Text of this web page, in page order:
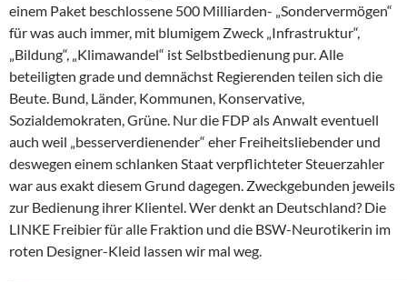
einem Paket beschlossene 500 Milliarden- „Sondervermögen“
für was auch immer, mit blumigem Zweck „Infrastruktur“,
„Bildung“, „Klimawandel“ ist Selbstbedienung pur. Alle
beteiligten grade und demnächst Regierenden teilen sich die
Beute. Bund, Länder, Kommunen, Konservative,
Sozialdemokraten, Grüne. Nur die FDP als Anwalt eventuell
auch weil „besserverdienender“ eher Freiheitsliebender und
deswegen einem schlanken Staat verpflichteter Steuerzahler
war aus exakt diesem Grund dagegen. Zweckgebunden jeweils
zur Bedienung ihrer Klientel. Wer denkt an Deutschland? Die
LINKE Freibier für alle Fraktion und die BSW-Neurotikerin im
roten Designer-Kleid lassen wir mal weg.